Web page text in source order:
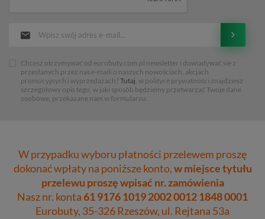
Chcesz otrzymywać od eurobuty.com.pl newsletter i dowiadywać sie z
przesłanych przez nas e-maili o naszych nowościach, akcjach
promocyjnych i wyprzedażach? Tutaj, w polityce prywatności znajdziesz
szczegółowy opis tego, w jaki sposób będziemy przetwarzać Twoje dane
osobowe, przekazane nam w formularzu.
W przypadku wyboru płatności przelewem proszę
dokonać wpłaty na poniższe konto,w miejsce tytułu
przelewu proszę wpisać nr. zamówienia
Nasz nr. konta61 9176 1019 2002 0012 1848 0001
Eurobuty, 35-326 Rzeszów, ul. Rejtana 53a